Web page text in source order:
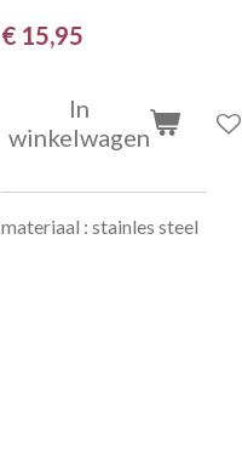
€ 15,95
In
winkelwagen
materiaal : stainles steel